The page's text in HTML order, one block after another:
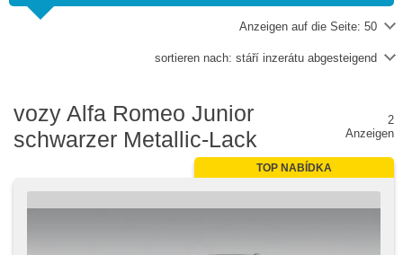
Anzeigen auf die Seite: 50
sortieren nach: stáří inzerátu abgesteigend
vozy Alfa Romeo Junior
schwarzer Metallic-Lack
2
Anzeigen
TOP NABÍDKA